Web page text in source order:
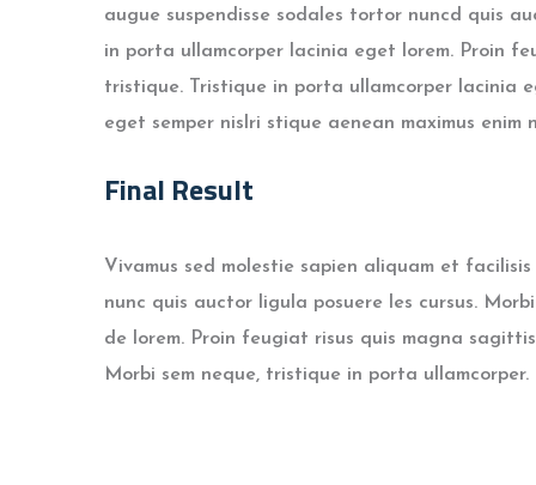
augue suspendisse sodales tortor nuncd quis
in porta ullamcorper lacinia eget lorem. Proin
tristique. Tristique in porta ullamcorper lacinia
eget semper nislri stique aenean maximus enim
Final Result
Vivamus sed molestie sapien aliquam et
nunc quis auctor ligula posuere les cursus.
de lorem. Proin feugiat risus quis magna
Morbi sem neque, tristique in porta ullamcorper.